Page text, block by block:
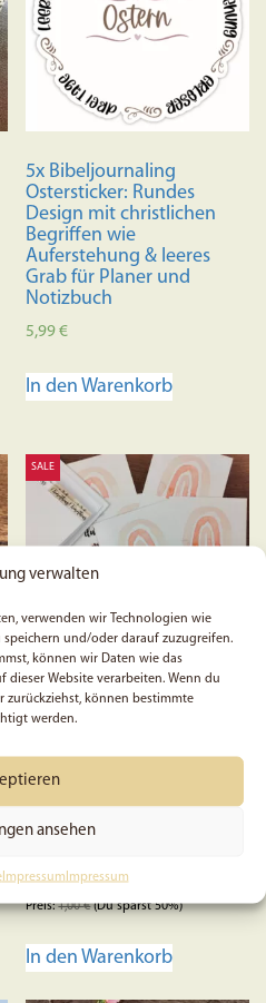
verwalten
verwenden wir Technologien wie
und/oder darauf zuzugreifen.
können wir Daten wie das
dieser Website verarbeiten. Wenn du
können bestimmte
werden.
ansehen
Impressum Impressum
5x Bibeljournaling
Ostersticker: Rundes
Design mit christlichen
Begriffen wie
Auferstehung & leeres
Grab für Planer und
Notizbuch
5,99€
In den Warenkorb
SALE
Durch ihn, mit ihm, in ihm
0,50€
Preis:1,00€(Du sparst 50%)
In den Warenkorb